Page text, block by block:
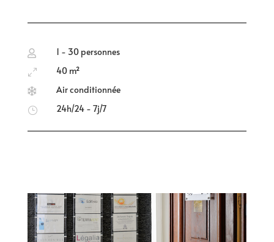
 1 - 30 personnes
0 40 m²
 Air conditionnée
} 24h/24 - 7j/7